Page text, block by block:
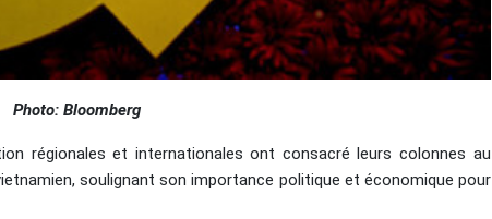
Photo: Bloomberg
régionales et internationales ont consacré leurs colonnes au
soulignant son importance politique et économique pour